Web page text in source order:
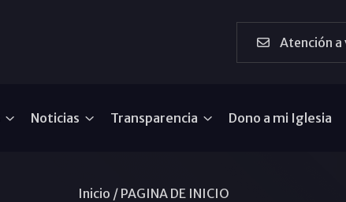
Atención a
Noticias Transparencia Dono a mi Iglesia
Inicio / PAGINA DE INICIO